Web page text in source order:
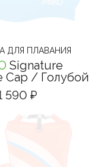
ДЛЯ ПЛАВАНИЯ
Signature
Cap / Голубой
590 ₽